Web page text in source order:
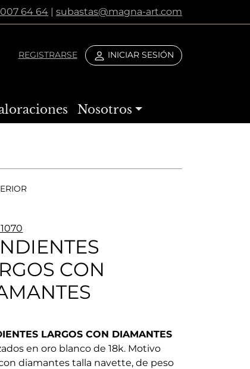
007 64 64 | subastas@magna-art.com
REGISTRARSE INICIAR SESIÓN
Nosotros
CON
LARGOS CON DIAMANTES
en oro blanco de 18k. Motivo
diamantes talla navette, de peso